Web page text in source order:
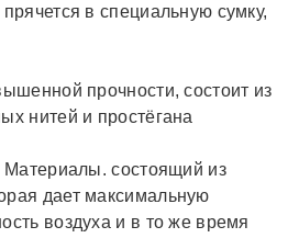
в специальную сумку,
прочности, состоит из
нитей и простёгана
состоящий из
дает максимальную
воздуха и в то же время